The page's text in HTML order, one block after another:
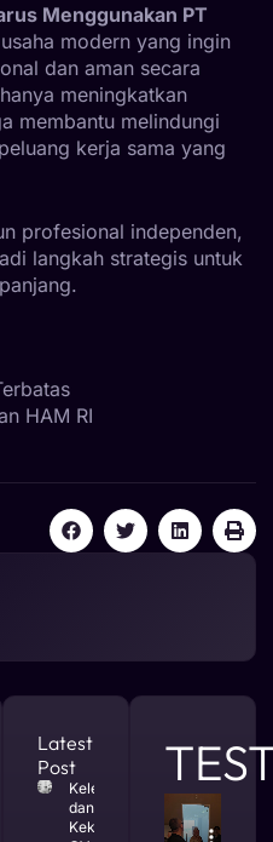
Menggunakan PT
modern yang ingin
dan aman secara
meningkatkan
membantu melindungi
kerja sama yang
profesional independen,
langkah strategis untuk
HAM RI
Latest
Post
Kelebihan
dan
Kekurangan